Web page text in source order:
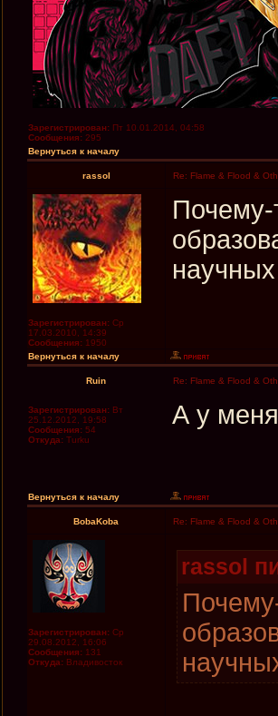
Зарегистрирован: Пт 10.01.2014, 04:58
Сообщения: 295
Вернуться к началу
rassol Re: Flame & Flood &
Зарегистрирован: Ср
17.03.2010, 14:39
Сообщения: 1950
Почему-
Вернуться к началу
Ruin Re: Flame & Flood &
Зарегистрирован: Вт
25.12.2012, 19:58
Сообщения: 54
Откуда: Turku
А у
Вернуться к началу
BobaKoba Re: Flame & Flood &
Зарегистрирован: Ср
29.08.2012, 16:06
Сообщения: 131
Откуда: Владивосток
rassol